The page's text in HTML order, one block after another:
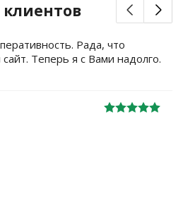
Рада, что
Теперь я с Вами надолго.